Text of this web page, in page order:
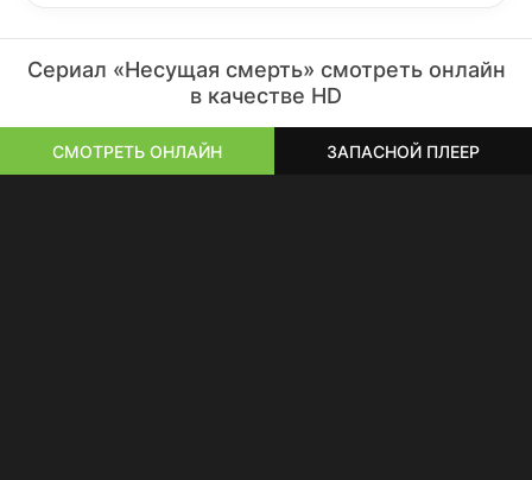
Сериал «Несущая смерть» смотреть онлайн
в качестве HD
СМОТРЕТЬ ОНЛАЙН ЗАПАСНОЙ ПЛЕЕР